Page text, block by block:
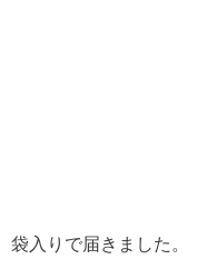
入りで届きました。